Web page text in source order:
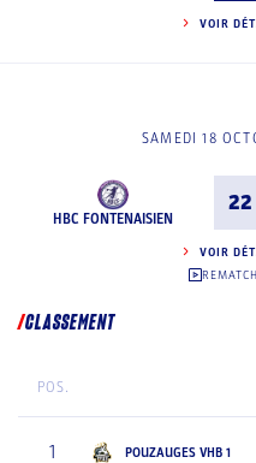
VOIR
SAMEDI 18
HBC FONTENAISIEN
22
VOIR
CLASSEMENT
POS.
1 POUZAUGES VHB 1